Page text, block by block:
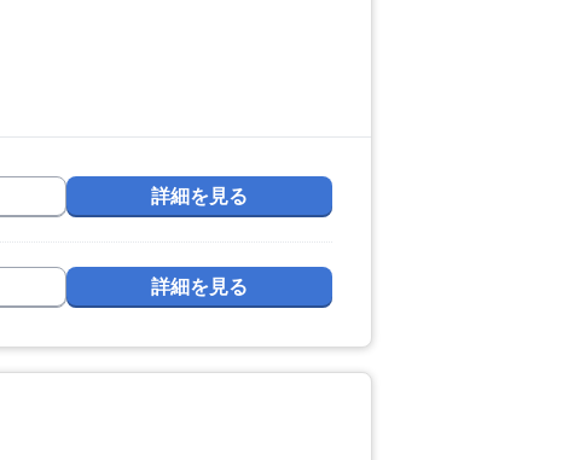
詳細を見る
詳細を見る